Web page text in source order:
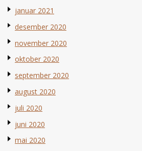
januar 2021
desember 2020
november 2020
oktober 2020
september 2020
august 2020
juli 2020
juni 2020
mai 2020